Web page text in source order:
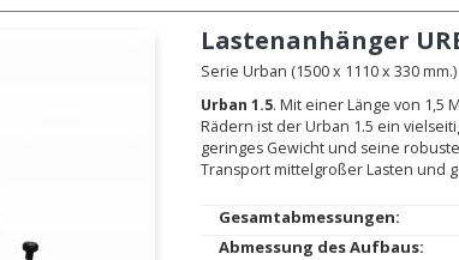
Lastenanhänger
Serie Urban (1500 x 1110 x 330
Urban 1.5. Mit einer Länge von 1,5
Rädern ist der Urban 1.5 ein
geringes Gewicht und seine
Transport mittelgroßer Lasten und
Gesamtabmessungen:
Abmessung des Aufbaus: